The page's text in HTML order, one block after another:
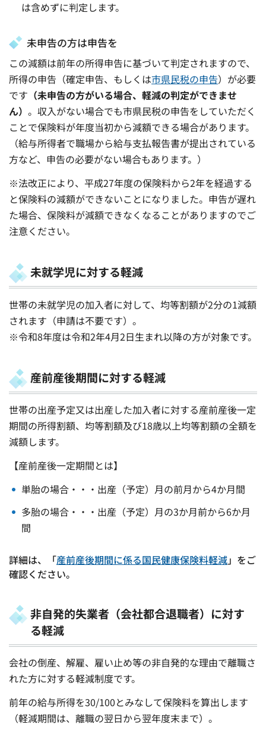
は含めずに判定します。
未申告の方は申告を
この減額は前年の所得申告に基づいて判定されますので、
所得の申告（確定申告、もしくは市県民税の申告）が必要
です （未申告の方がいる場合、軽減の判定ができませ
ん） 。収入がない場合でも市県民税の申告をしていただく
ことで保険料が年度当初から減額できる場合があります。
（給与所得者で職場から給与支払報告書が提出されている
方など、申告の必要がない場合もあります。）
※法改正により、平成27年度の保険料から2年を経過する
と保険料の減額ができないことになりました。申告が遅れ
た場合、保険料が減額できなくなることがありますのでご
注意ください。
未就学児に対する軽減
世帯の未就学児の加入者に対して、均等割額が2分の1減額
されます（申請は不要です）。
※令和8年度は令和2年4月2日生まれ以降の方が対象です。
産前産後期間に対する軽減
世帯の出産予定又は出産した加入者に対する産前産後一定
期間の所得割額、均等割額及び18歳以上均等割額の全額を
減額します。
【産前産後一定期間とは】
単胎の場合・・・出産（予定）月の前月から4か月間
多胎の場合・・・出産（予定）月の3か月前から6か月
間
詳細は、「産前産後期間に係る国民健康保険料軽減」をご
確認ください。
非自発的失業者（会社都合退職者）に対す
る軽減
会社の倒産、解雇、雇い止め等の非自発的な理由で離職さ
れた方に対する軽減制度です。
前年の給与所得を30/100とみなして保険料を算出します
（軽減期間は、離職の翌日から翌年度末まで）。